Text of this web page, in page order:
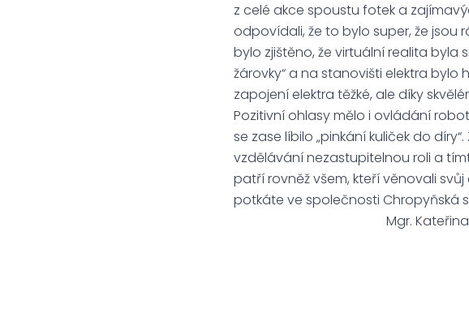
z celé akce spoustu fotek a
odpovídali, že to bylo super, že jsou
bylo zjištěno, že virtuální realita
žárovky“ a na stanovišti elektra bylo
zapojení elektra těžké, ale díky
Pozitivní ohlasy mělo i ovládání
se zase líbilo „pinkání kuliček do
vzdělávání nezastupitelnou roli a
patří rovněž všem, kteří věnovali
potkáte ve společnosti Chropyňská
Mgr. Kateřina